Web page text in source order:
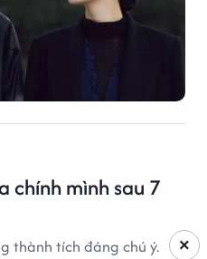
chính mình sau 7
thành tích đáng chú ý. ×